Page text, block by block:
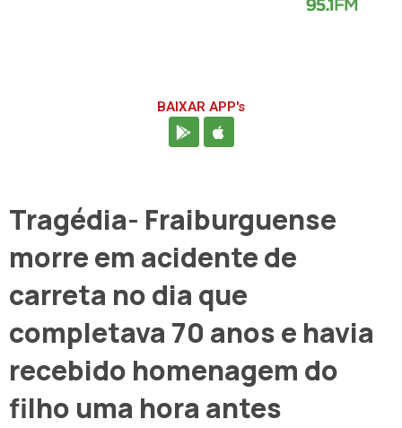
BAIXAR APP's
Tragédia- Fraiburguense
morre em acidente de
carreta no dia que
completava 70 anos e havia
recebido homenagem do
filho uma hora antes